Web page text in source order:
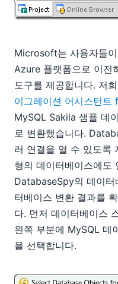
Microsoft는 사용자들
Azure 플랫폼으로 이전
도구를 제공합니다. 저
이그레이션 어시스턴트
MySQL Sakila 샘플 데
로 변환했습니다.
러 연결을 열 수 있도록
형의 데이터베이스에도
DatabaseSpy의 데이
터베이스 변환 결과를
다. 먼저 데이터베이스
왼쪽 부분에 MySQL 데
을 선택합니다.